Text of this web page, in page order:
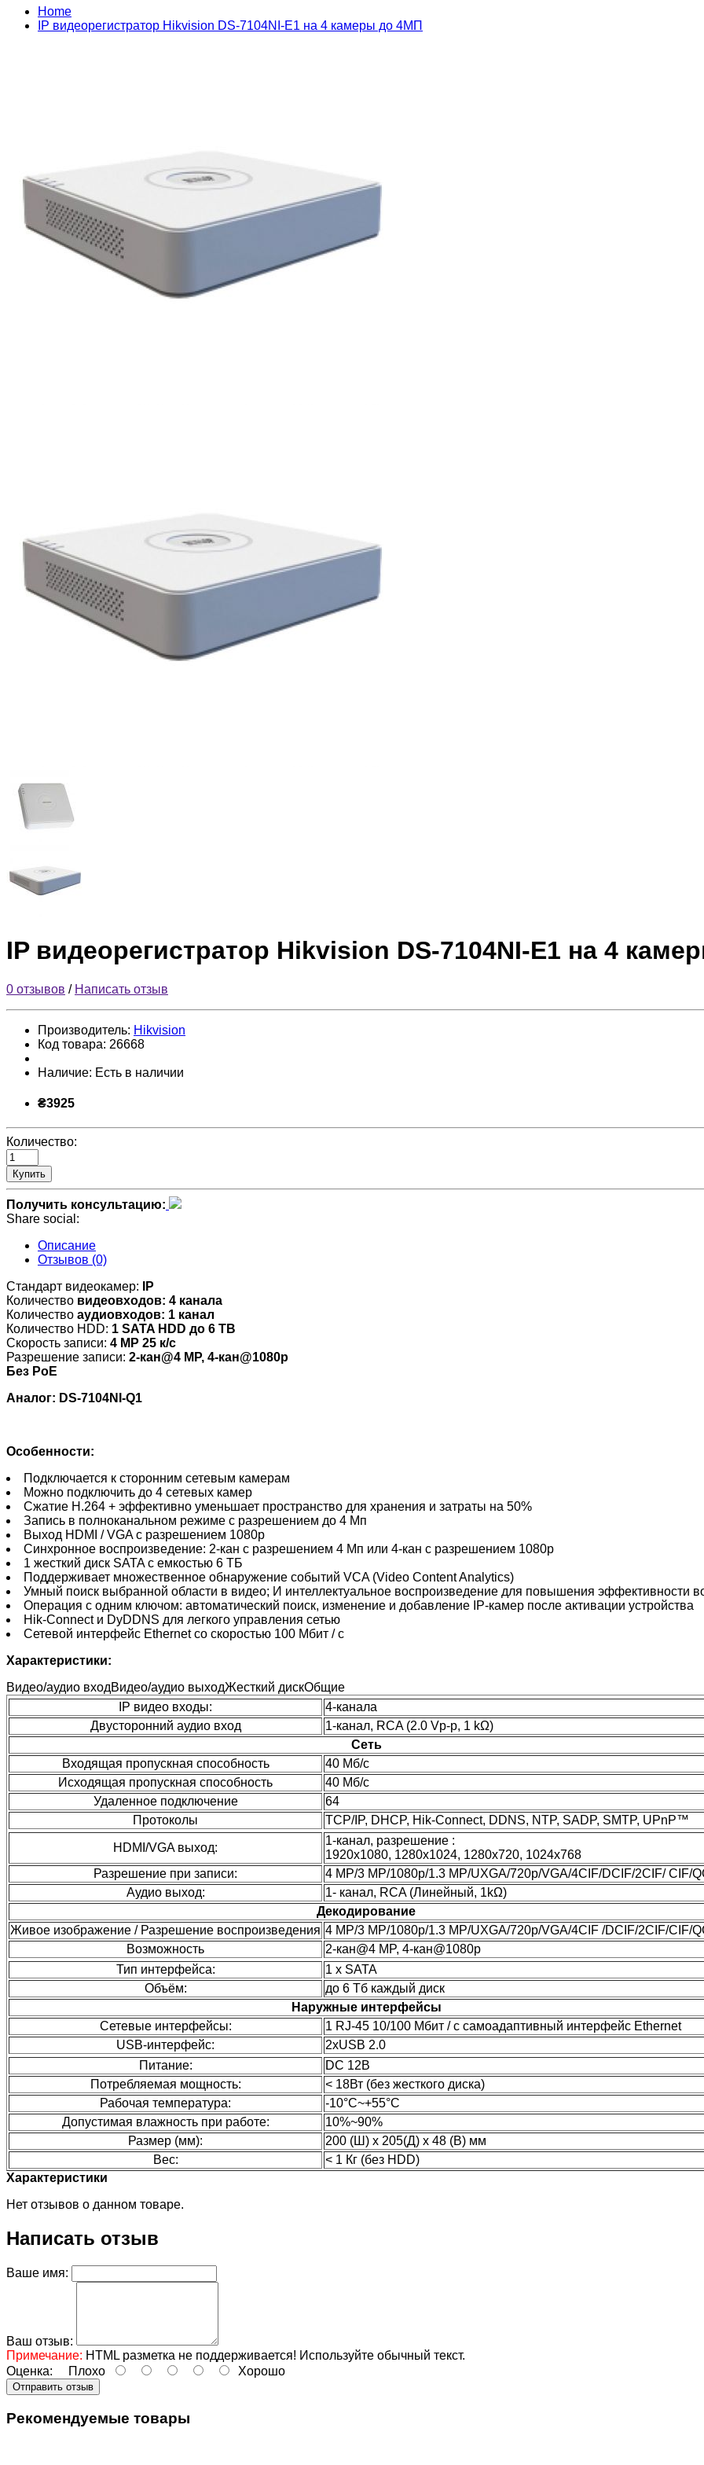
Home
IP видеорегистратор Hikvision DS-7104NI-E1 на 4 камеры до 4МП
IP видеорегистратор Hikvision DS-7104NI-E1 на 4
0 отзывов / Написать отзыв
Производитель: Hikvision
Код товара: 26668
Наличие: Есть в наличии
₴3925
Количество:
Купить
Получить консультацию:
Share social:
Описание
Отзывов (0)
Стандарт видеокамер:
IP
Количество видеовходов: 4 канала
Количество аудиовходов: 1 канал
Количество HDD: 1 SATA HDD до 6 TB
Скорость записи: 4 MP 25 к/с
Разрешение записи: 2-кан@4 MP, 4-кан@1080p
Без PoE
Аналог: DS-7104NI-Q1
Особенности:
Подключается к сторонним сетевым камерам
Можно подключить до 4 сетевых камер
Сжатие H.264 + эффективно уменьшает пространство для хранения и затраты на 50%
Запись в полноканальном режиме с разрешением до 4 Мп
Выход HDMI / VGA с разрешением 1080p
Синхронное воспроизведение: 2-кан с разрешением 4 Мп или 4-кан с разрешением 1080p
1 жесткий диск SATA с емкостью 6 ТБ
Поддерживает множественное обнаружение событий VCA (Video Content Analytics)
Умный поиск выбранной области в видео; И интеллектуальное воспроизведение для повышения эффективности
Операция с одним ключом: автоматический поиск, изменение и добавление IP-камер после активации устройства
Hik-Connect и DyDDNS для легкого управления сетью
Сетевой интерфейс Ethernet со скоростью 100 Мбит / с
Характеристики:
Видео/аудио входВидео/аудио выходЖесткий дискОбщие
IP видео входы:
4-канала
Двусторонний аудио вход
1-канал, RCA (2.0 Vp-p, 1 kΩ)
Сеть
Входящая пропускная способность
40 Мб/с
Исходящая пропускная способность
40 Мб/с
Удаленное подключение
64
Протоколы
TCP/IP, DHCP, Hik-Connect, DDNS, NTP, SADP, SMTP, UPnP™
HDMI/VGA выход:
1-канал, разрешение :
1920х1080, 1280х1024, 1280х720, 1024х768
Разрешение при записи:
4 MP/3 MP/1080p/1.3 MP/UXGA/720p/VGA/4CIF/DCIF/2CIF/ CIF/
Аудио выход:
1- канал, RCA (Линейный, 1kΩ)
Декодирование
Живое изображение / Разрешение воспроизведения 4 MP/3 MP/1080p/1.3 MP/UXGA/720p/VGA/4CIF /DCIF/2CIF/CIF/
Возможность
2-кан@4 MP, 4-кан@1080p
Тип интерфейса:
1 х SATA
Объём:
до 6 Tб каждый диск
Наружные интерфейсы
Сетевые интерфейсы:
1 RJ-45 10/100 Мбит / с самоадаптивный интерфейс Ethernet
USB-интерфейс:
2хUSB 2.0
Питание:
DC 12В
Потребляемая мощность:
< 18Вт (без жесткого диска)
Рабочая температура:
-10°C~+55°C
Допустимая влажность при работе:
10%~90%
Размер (мм):
200 (Ш) x 205(Д) x 48 (В) мм
Вес:
< 1 Кг (без HDD)
Характеристики
Нет отзывов о данном товаре.
Написать отзыв
Ваше имя:
Ваш отзыв:
Примечание: HTML разметка не поддерживается! Используйте обычный текст.
Оценка: Плохо Хорошо
Отправить отзыв
Рекомендуемые товары